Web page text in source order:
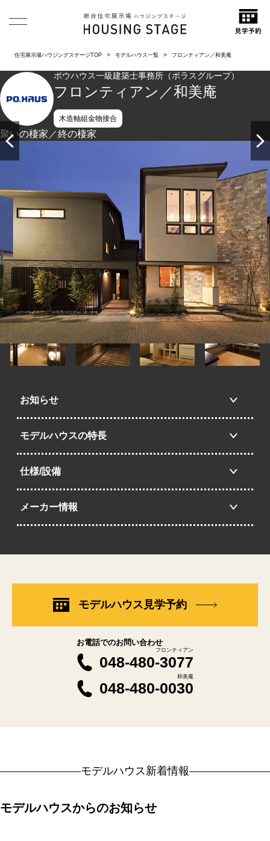
住宅展示場ハウジングステージTOP モデルハウス一覧 フロンティアン／和美庵
ポウハウス一級建築士事務所（ポラスグループ）
フロンティアン／和美庵
木造軸組金物接合
聚いの棲家／終の棲家
お知らせ
モデルハウスの特長
仕様/設備
メーカー情報
モデルハウス見学予約
お電話でのお問い合わせ
048-480-3077
フロンティアン
048-480-0030
和美庵
モデルハウス新着情報
モデルハウスからのお知らせ